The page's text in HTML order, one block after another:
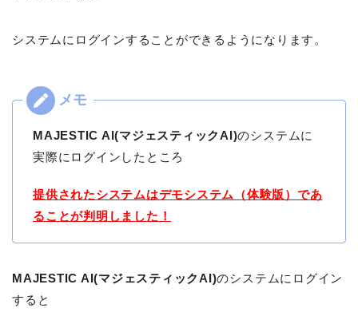
システムにログインすることができるようになります。
MAJESTIC AI(マジェスティックAI)のシステムに
実際にログインしたところ
提供されたシステムはデモシステム（体験版）であ
ることが判明しました！
MAJESTIC AI(マジェスティックAI)のシステムにログイン
すると